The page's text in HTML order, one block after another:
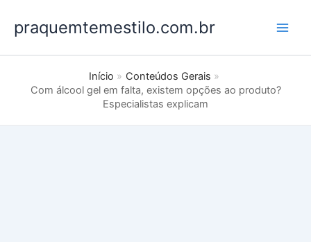
para
conteúdo
praquemtemestilo.com.br
Início
Conteúdos Gerais
Com álcool gel em falta, existem opções ao produto?
Especialistas explicam